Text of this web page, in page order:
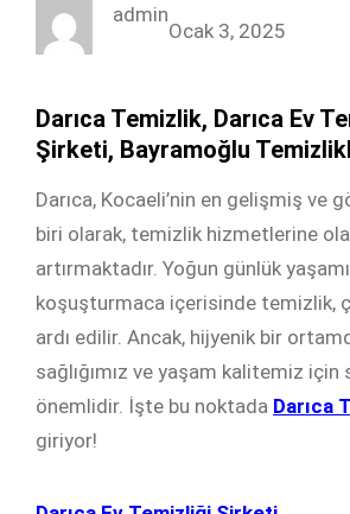
e
o
t
r
k
I
t
r
a
m
admin
Ocak 3, 2025
Darıca Temizlik, Darıca Ev
Şirketi, Bayramoğlu
Darıca, Kocaeli’nin en gelişmiş ve
biri olarak, temizlik hizmetlerine
artırmaktadır. Yoğun günlük
koşuşturmaca içerisinde temizlik,
ardı edilir. Ancak, hijyenik bir
sağlığımız ve yaşam kalitemiz için
önemlidir. İşte bu noktada Darıca
giriyor!